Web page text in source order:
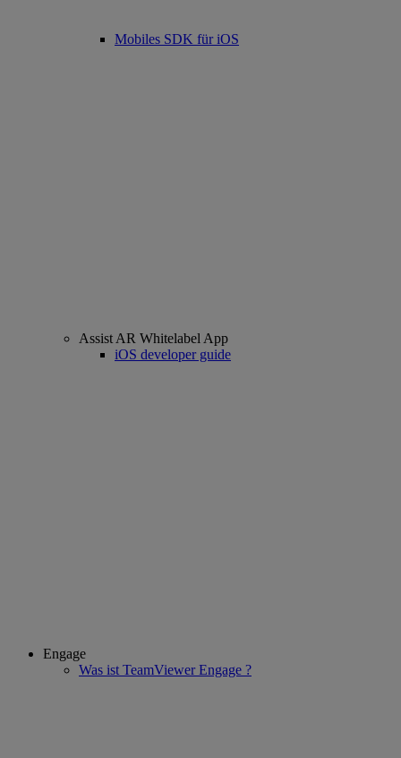
Mobiles SDK für iOS
Assist AR Whitelabel App
iOS developer guide
Engage
Was ist TeamViewer Engage ?